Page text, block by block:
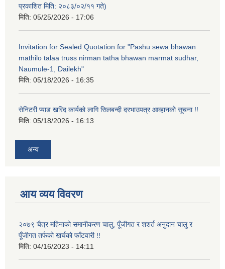
प्रकाशित मिति: २०८३/०२/११ गते)
मिति: 05/25/2026 - 17:06
Invitation for Sealed Quotation for "Pashu sewa bhawan
mathilo talaa truss nirman tatha bhawan marmat sudhar,
Naumule-1, Dailekh"
मिति: 05/18/2026 - 16:35
सेनिटरी प्याड खरिद कार्यको लागि सिलबन्दी दरभाउपत्र आव्हानको सूचना !!
मिति: 05/18/2026 - 16:13
अन्य
आय व्यय विवरण
२०७९ चैत्र महिनाको समानीकरण चालु, पूँजीगत र शशर्त अनुदान चालु र
पूँजीगत तर्फको खर्चको फाँटवारी !!
मिति: 04/16/2023 - 14:11